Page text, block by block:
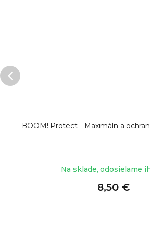
BOOM! Protect - Maximáln a
Na sklade, odosielame
8,50 €